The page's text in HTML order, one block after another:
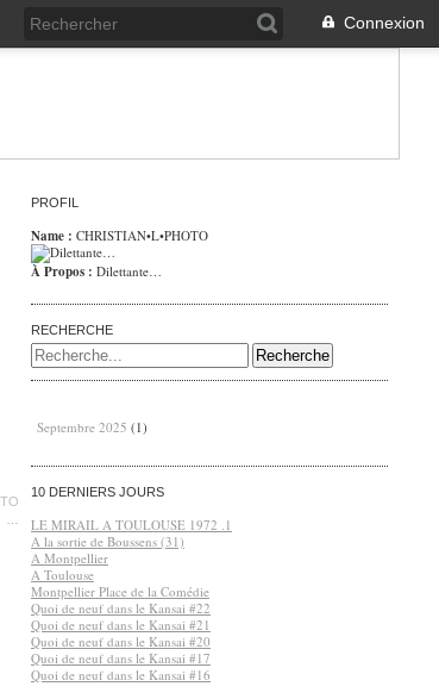
Connexion
PROFIL
Name : CHRISTIAN•L•PHOTO
À Propos : Dilettante…
RECHERCHE
Septembre 2025 (1)
10 DERNIERS JOURS
LE MIRAIL A TOULOUSE 1972 .1
A la sortie de Boussens (31)
A Montpellier
A Toulouse
Montpellier Place de la Comédie
Quoi de neuf dans le Kansai #22
Quoi de neuf dans le Kansai #21
Quoi de neuf dans le Kansai #20
Quoi de neuf dans le Kansai #17
Quoi de neuf dans le Kansai #16